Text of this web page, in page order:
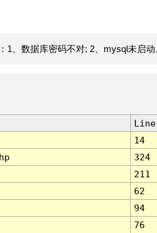
、数据库密码不对; 2、mysql未启动
Line
14
324
211
62
94
76